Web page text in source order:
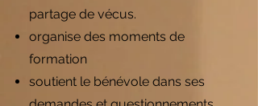
partage de vécus.
organise des moments de
formation
soutient le bénévole dans ses